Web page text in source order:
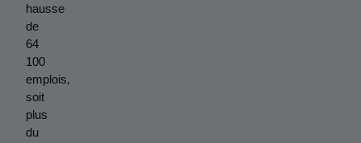
hausse
de
64
100
emplois,
soit
plus
du